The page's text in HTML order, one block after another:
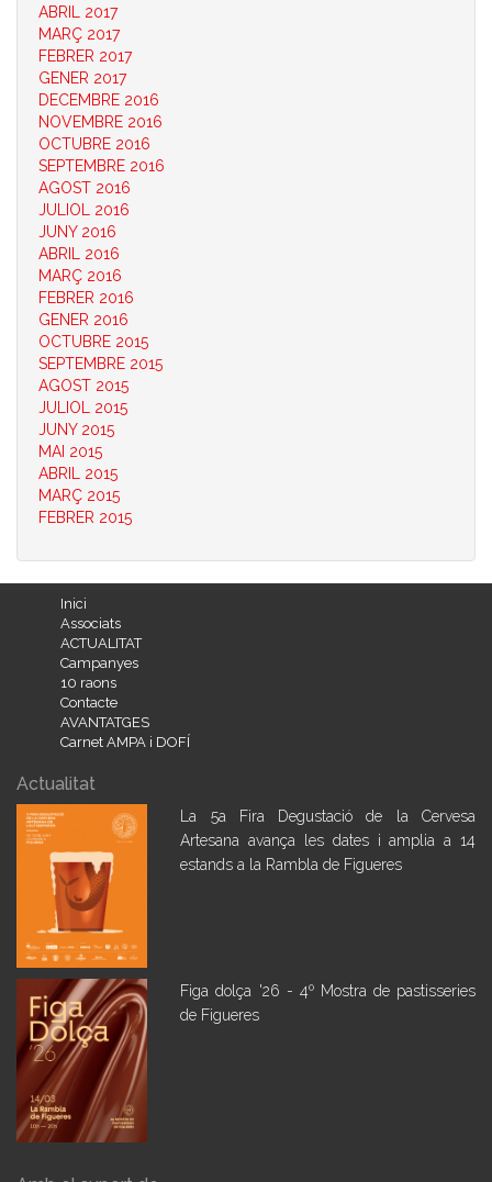
ABRIL 2017
MARÇ 2017
FEBRER 2017
GENER 2017
DECEMBRE 2016
NOVEMBRE 2016
OCTUBRE 2016
SEPTEMBRE 2016
AGOST 2016
JULIOL 2016
JUNY 2016
ABRIL 2016
MARÇ 2016
FEBRER 2016
GENER 2016
OCTUBRE 2015
SEPTEMBRE 2015
AGOST 2015
JULIOL 2015
JUNY 2015
MAI 2015
ABRIL 2015
MARÇ 2015
FEBRER 2015
Inici
Associats
ACTUALITAT
Campanyes
10 raons
Contacte
AVANTATGES
Carnet AMPA i DOFÍ
Actualitat
La 5a Fira Degustació de la Cervesa
Artesana avança les dates i amplia a 14
estands a la Rambla de Figueres
Figa dolça '26 - 4º Mostra de pastisseries
de Figueres